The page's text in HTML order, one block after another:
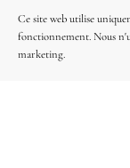
Accueil Notre
Ce site web utilise
fonctionnement. Nous
marketing.